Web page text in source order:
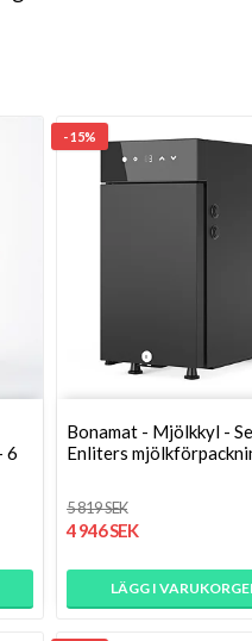
6
- 15%
Bonamat - Mjölkkyl -
Enliters
5 819 SEK
4 946 SEK
LÄGG I